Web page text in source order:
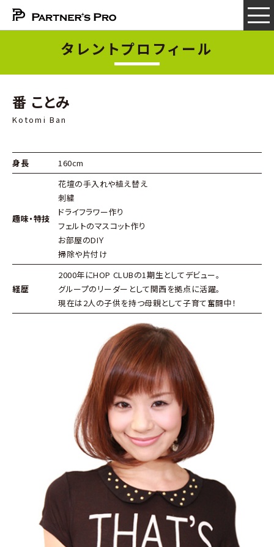
タレントプロフィール
番 ことみ
Kotomi Ban
身長 160cm
趣味・特技
花壇の手入れや植え替え
刺繍
ドライフラワー作り
フェルトのマスコット作り
お部屋のDIＹ
掃除や片付け
経歴
2000年にHOP CLUBの1期生としてデビュー。
グループのリーダーとして関西を拠点に活躍。
現在は2人の子供を持つ母親として子育て奮闘中！